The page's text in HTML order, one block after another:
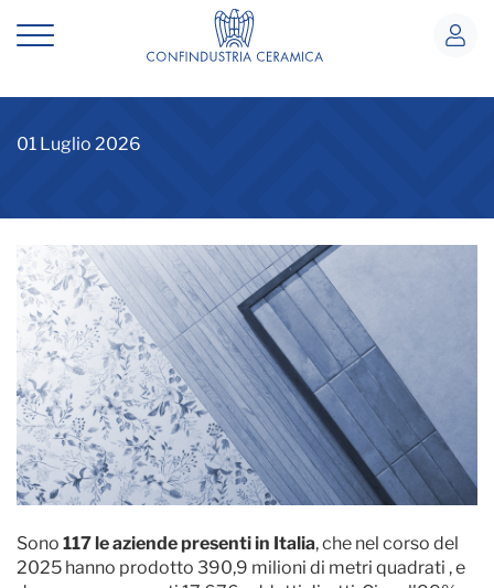
Piastrelle di ceramica
Piastrelle di ceramica
01 Luglio 2026
Sono 117 le aziende presenti in Italia, che nel corso del
2025 hanno prodotto 390,9 milioni di metri quadrati , e